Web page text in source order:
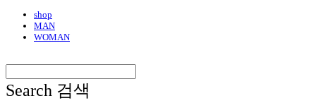
shop
MAN
WOMAN
Search 검색